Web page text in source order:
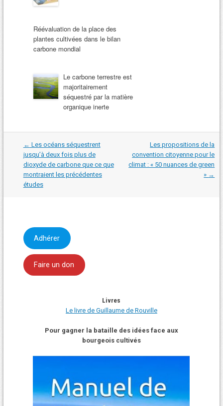
Réévaluation de la place des
plantes cultivées dans le bilan
carbone mondial
Le carbone terrestre est
majoritairement
séquestré par la matière
organique inerte
Navigation
dans
les
articles
← Les océans séquestrent
jusqu’à deux fois plus de
dioxyde de carbone que ce que
montraient les précédentes
études
Les propositions de la
convention citoyenne pour le
climat : « 50 nuances de green
» →
Adhérer
Faire un don
Livres
Le livre de Guillaume de Rouville
Pour gagner la bataille des idées face aux
bourgeois cultivés